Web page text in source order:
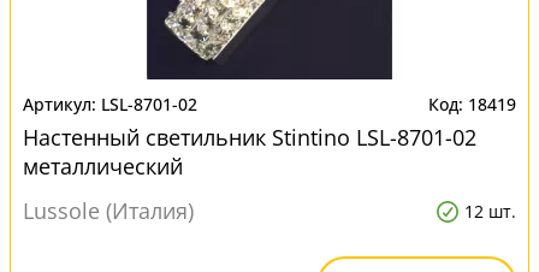
LSL-8701-02 18419
Настенный светильник Stintino LSL-8701-02
металлический
Lussole (Италия)
12 шт.